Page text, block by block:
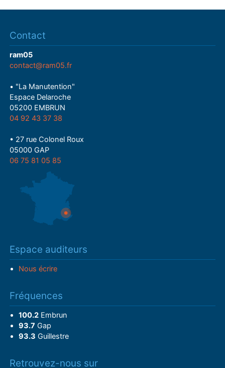
Contact
ram05
contact@ram05.fr
• "La Manutention"
Espace Delaroche
05200 EMBRUN
04 92 43 37 38
• 27 rue Colonel Roux
05000 GAP
06 75 81 05 85
Espace auditeurs
Nous écrire
Fréquences
100.2Embrun
93.7 Gap
93.3 Guillestre
Retrouvez-nous sur